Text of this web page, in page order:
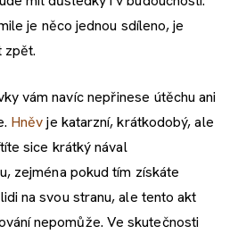
je něco jednou sdíleno, je
zpět.
vám navíc nepřinese útěchu ani
Hněvje katarzní, krátkodobý, ale
sice krátký nával
zejména pokud tím získáte
na svou stranu, ale tento akt
nepomůže. Ve skutečnosti